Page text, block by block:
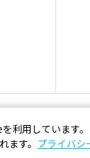
利用しています
ます。 プライバシ